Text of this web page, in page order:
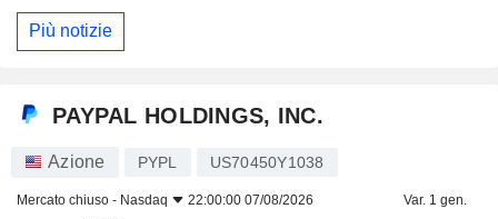
Più notizie
PAYPAL HOLDINGS, INC.
Azione PYPL US70450Y1038
Mercato chiuso - Nasdaq 22:00:00 07/08/2026 Var. 1 gen.